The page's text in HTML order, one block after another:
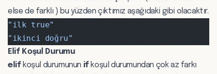
else de farklı ) bu yüzden çıktımız aşağıdaki gibi olacaktır.
"ilk true"
"ikinci doğru"
Elif Koşul Durumu
elif koşul durumunun if koşul durumundan çok az farkı